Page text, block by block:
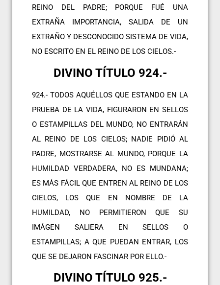
REINO DEL PADRE; PORQUE FUÉ UNA
EXTRAÑA IMPORTANCIA, SALIDA DE UN
EXTRAÑO Y DESCONOCIDO SISTEMA DE VIDA,
NO ESCRITO EN EL REINO DE LOS CIELOS.-
DIVINO TÍTULO 924.-
924.- TODOS AQUÉLLOS QUE ESTANDO EN LA
PRUEBA DE LA VIDA, FIGURARON EN SELLOS
O ESTAMPILLAS DEL MUNDO, NO ENTRARÁN
AL REINO DE LOS CIELOS; NADIE PIDIÓ AL
PADRE, MOSTRARSE AL MUNDO, PORQUE LA
HUMILDAD VERDADERA, NO ES MUNDANA;
ES MÁS FÁCIL QUE ENTREN AL REINO DE LOS
CIELOS, LOS QUE EN NOMBRE DE LA
HUMILDAD, NO PERMITIERON QUE SU
IMÁGEN SALIERA EN SELLOS O
ESTAMPILLAS; A QUE PUEDAN ENTRAR, LOS
QUE SE DEJARON FASCINAR POR ELLO.-
DIVINO TÍTULO 925.-